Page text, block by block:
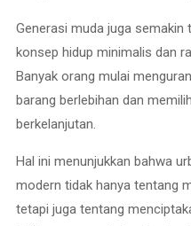
Generasi muda juga semakin
konsep hidup minimalis dan
Banyak orang mulai
barang berlebihan dan
berkelanjutan.
Hal ini menunjukkan bahwa
modern tidak hanya tentang
tetapi juga tentang